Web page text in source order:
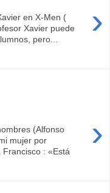
›
en X-Men (
Xavier puede
pero...
›
(Alfonso
mujer por
: «Está